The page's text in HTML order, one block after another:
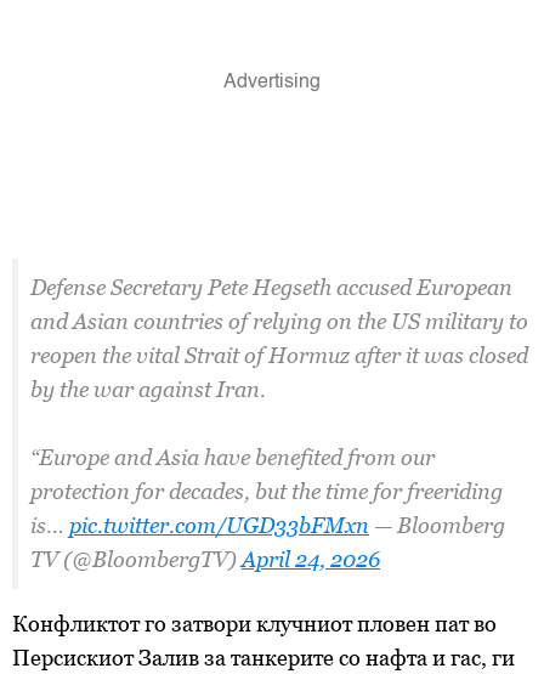
Defense Secretary Pete Hegseth accused European
and Asian countries of relying on the US military to
reopen the vital Strait of Hormuz after it was closed
by the war against Iran.
“Europe and Asia have benefited from our
protection for decades, but the time for freeriding
is… pic.twitter.com/UGD33bFMxn — Bloomberg
TV (@BloombergTV)April 24, 2026
Конфликтот го затвори клучниот пловен пат во
Персискиот Залив за танкерите со нафта и гас, ги